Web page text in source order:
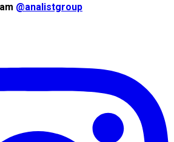
@analistgroup